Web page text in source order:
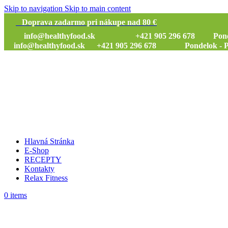
Skip to navigation Skip to main content
Doprava zadarmo pri nákupe nad 80 €
info@healthyfood.sk
+421 905 296 678
info@healthyfood.sk
+421 905 296 678 Pondelok -
Hlavná Stránka
E-Shop
RECEPTY
Kontakty
Relax Fitness
0 items